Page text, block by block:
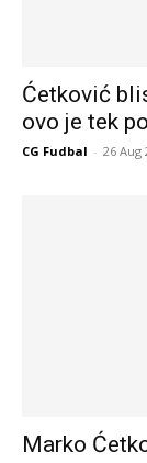
Ćetković
ovo je tek
CG Fudbal - 26 Aug
Marko